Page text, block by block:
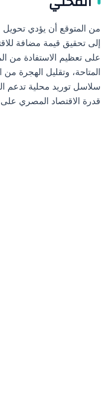
من المتوقع أن يؤدي تحويل
إلى تحقيق قيمة مضافة
على تعظيم الاستفادة من
المتاحة، وتقليل الهجرة
سلاسل توريد محلية تدعم
قدرة الاقتصاد المصري